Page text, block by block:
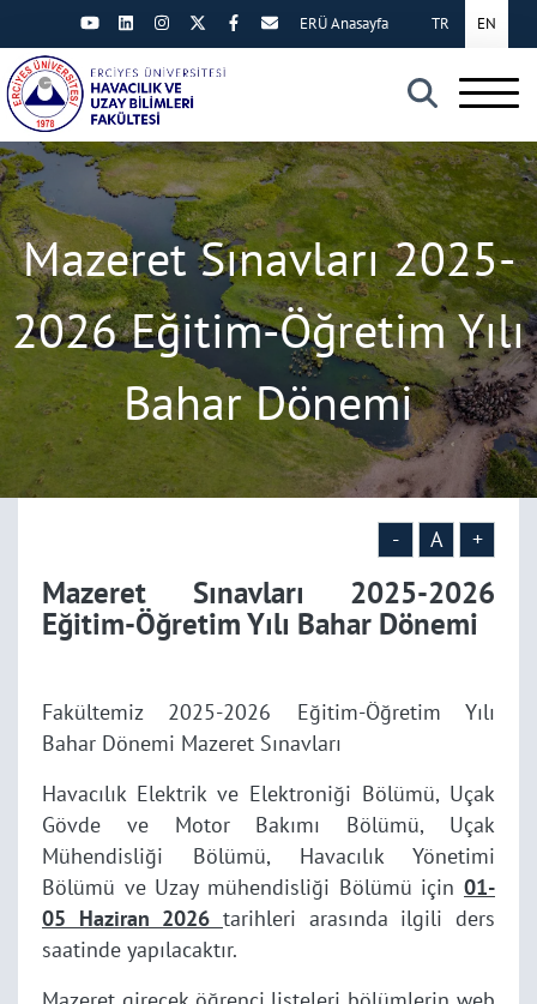
×
TR EN
ERÜ Anasayfa
Mazeret Sınavları 2025-
2026 Eğitim-Öğretim Yılı
Bahar Dönemi
- A +
Mazeret Sınavları 2025-2026
Eğitim-Öğretim Yılı Bahar Dönemi
Fakültemiz 2025-2026 Eğitim-Öğretim Yılı
Bahar Dönemi Mazeret Sınavları
Havacılık Elektrik ve Elektroniği Bölümü, Uçak
Gövde ve Motor Bakımı Bölümü, Uçak
Mühendisliği Bölümü, Havacılık Yönetimi
Bölümü ve Uzay mühendisliği Bölümü için 01-
05 Haziran 2026 tarihleri arasında ilgili ders
saatinde yapılacaktır.